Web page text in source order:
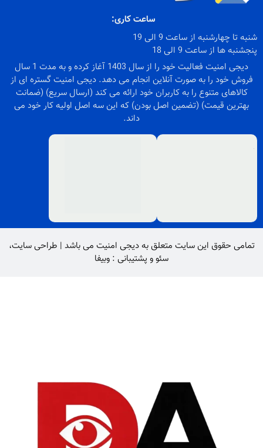
ساعت کاری:
شنبه تا چهارشنبه از ساعت 9 الی 19
پنجشنبه ها از ساعت 9 الی 18
دیجی امنیت فعالیت خود را از سال 1403 آغاز کرده و به مدت 1 سال
فروش خود را به صورت آنلاین انجام می دهد. دیجی امنیت گستره ای از
کالاهای متنوع را به کاربران خود ارائه می کند (ارسال سریع) (ضمانت
بهترین قیمت) (تضمین اصل بودن) که این سه اصل اولیه کار خود می
داند.
تمامی حقوق این سایت متعلق بهدیجی امنیت می باشد | طراحی سایت،
سئوو پشتیبانی : وبیفا